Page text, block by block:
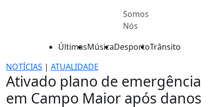
Somos
Nós
ÚltimasMúsicaDesportoTrânsito
NOTÍCIAS | ATUALIDADE
Ativado plano de emergência
em Campo Maior após danos